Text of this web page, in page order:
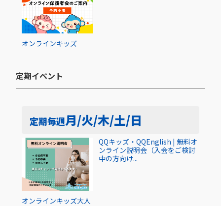
オンラインキッズ
定期イベント​
定期毎週月/火/木/土/日
オンラインキッズ大人
QQキッズ・QQEnglish | 無料オ
ンライン説明会（入会をご検討
中の方向け...